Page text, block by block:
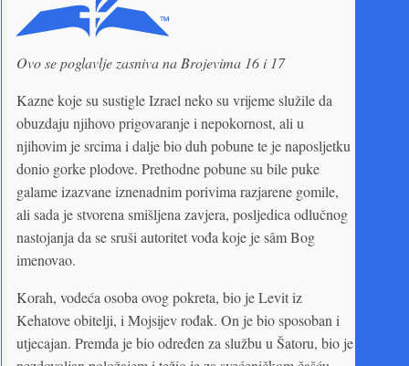
Ovo se poglavlje zasniva na Brojevima 16 i 17
Kazne koje su sustigle Izrael neko su vrijeme služile da
obuzdaju njihovo prigovaranje i nepokornost, ali u
njihovim je srcima i dalje bio duh pobune te je naposljetku
donio gorke plodove. Prethodne pobune su bile puke
galame izazvane iznenadnim porivima razjarene gomile,
ali sada je stvorena smišljena zavjera, posljedica odlučnog
nastojanja da se sruši autoritet vođa koje je sâm Bog
imenovao.
Korah, vodeća osoba ovog pokreta, bio je Levit iz
Kehatove obitelji, i Mojsijev rođak. On je bio sposoban i
utjecajan. Premda je bio određen za službu u Šatoru, bio je